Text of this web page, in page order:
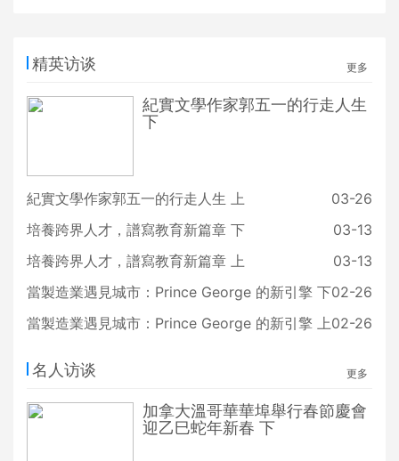
精英访谈 更多
紀實文學作家郭五一的行走人生
下
紀實文學作家郭五一的行走人生 上
03-26
培養跨界人才，譜寫教育新篇章 下
03-13
培養跨界人才，譜寫教育新篇章 上
03-13
當製造業遇見城市：Prince George 的新引擎 下02-26
當製造業遇見城市：Prince George 的新引擎 上02-26
名人访谈 更多
加拿大溫哥華華埠舉行春節慶會
迎乙巳蛇年新春 下